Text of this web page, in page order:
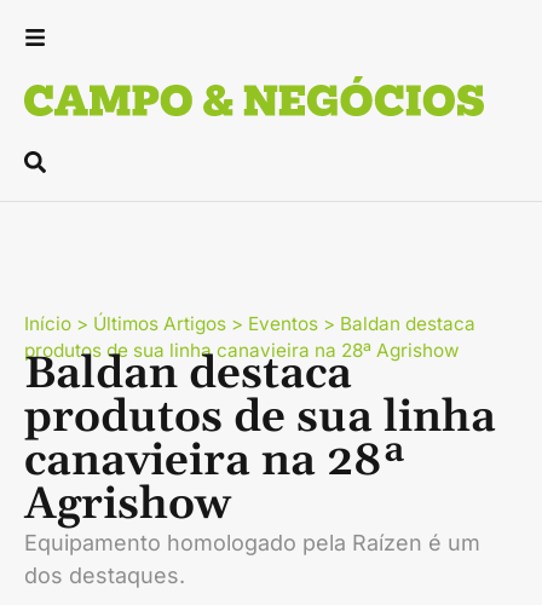
Início > Últimos Artigos > Eventos > Baldan destaca
produtos de sua linha canavieira na 28ª Agrishow
Baldan destaca
produtos de sua linha
canavieira na 28ª
Agrishow
Equipamento homologado pela Raízen é um
dos destaques.